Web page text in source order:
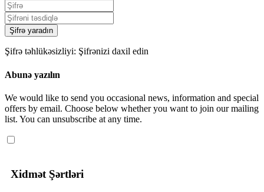
Şifrə yaradın
Şifrə təhlükəsizliyi: Şifrənizi daxil edin
Abunə yazılın
We would like to send you occasional news, information and special
offers by email. Choose below whether you want to join our mailing
list. You can unsubscribe at any time.
Xidmət Şərtləri